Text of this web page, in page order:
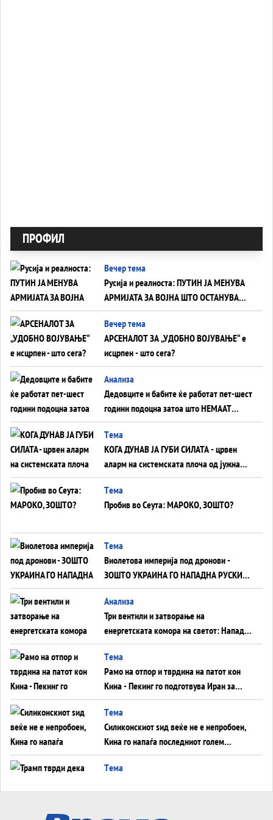
ПРОФИЛ
Вечер тема
Русија и реалноста: ПУТИН ЈА МЕНУВА
АРМИЈАТА ЗА ВОЈНА ШТО ОСТАНУВА
БЕЗ ФРОНТ
Вечер тема
АРСЕНАЛОТ ЗА „УДОБНО ВОЈУВАЊЕ“ е
исцрпен - што сега?
Анализа
Дедовците и бабите ќе работат пет-шест
години подоцна затоа што НЕМААТ
ВНУЦИ ДА ГИ ЗАМЕНАТ
Tема
КОГА ДУНАВ ЈА ГУБИ СИЛАТА - црвен
аларм на системската плоча од јужна
Германија до Црното Море...
Tема
Пробив во Сеута: МАРОКО, ЗОШТО?
Tема
Виолетова империја под дронови -
ЗОШТО УКРАИНА ГО НАПАДНА РУСКИОТ
WILDBERRIES
Aнализа
Три вентили и затворање на
енергетската комора на светот: Нападот
во Суец најавува глобален енергетски
инфаркт?
Tема
Рамо на отпор и тврдина на патот кон
Кина - Пекинг го подготвува Иран за
американска копнена инвазија
Tема
Силиконскиот ѕид веќе не е непробоен,
Кина го напаѓа последниот голем
монопол на Западот?
Tема